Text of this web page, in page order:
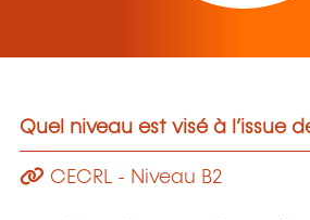
Quel niveau est visé à l’issue
CECRL - Niveau B2